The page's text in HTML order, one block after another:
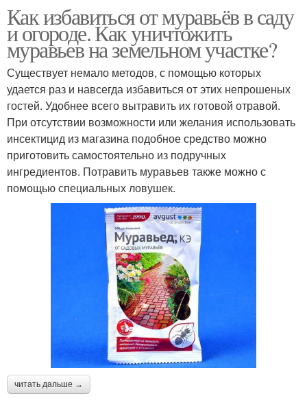
Как избавиться от муравьёв в саду
и огороде. Как уничтожить
муравьев на земельном участке?
Существует немало методов, с помощью которых
удается раз и навсегда избавиться от этих непрошеных
гостей. Удобнее всего вытравить их готовой отравой.
При отсутствии возможности или желания использовать
инсектицид из магазина подобное средство можно
приготовить самостоятельно из подручных
ингредиентов. Потравить муравьев также можно с
помощью специальных ловушек.
читать дальше →